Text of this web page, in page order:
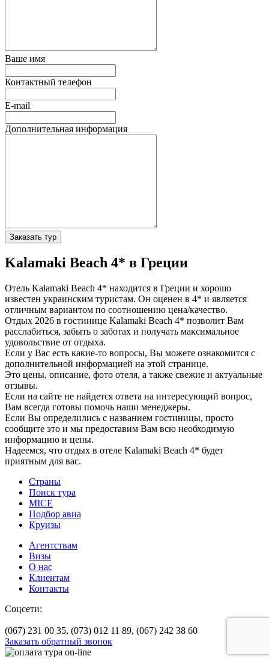
Ваше имя
Контактный телефон
E-mail
Дополнительная информация
Заказать тур
Kalamaki Beach 4* в Греции
Отель Kalamaki Beach 4* находится в Греции и хорошо
известен украинским туристам. Он оценен в 4* и является
отличным вариантом по соотношению цена/качество.
Отдых 2026 в гостинице Kalamaki Beach 4* позволит Вам
расслабиться, забыть о заботах и получать максимальное
удовольствие от отдыха.
Если у Вас есть какие-то вопросы, Вы можете ознакомится с
дополнительной информацией на этой странице.
Это цены, описание, фото отеля, а также свежие и актуальные
отзывы.
Если на сайте не найдется ответа на интересующий вопрос,
Вам всегда готовы помочь наши менеджеры.
Если Вы определились с названием гостиницы, просто
сообщите это и мы предоставим Вам всю необходимую
информацию и цены.
Надеемся, что отдых в отеле Kalamaki Beach 4* будет
приятным для вас.
Страны
Поиск тура
MICE
Подбор авиа
Круизы
Агентствам
Визы
О нас
Клиентам
Контакты
Соцсети:
(067) 231 00 35, (073) 012 11 89, (067) 242 38 60
Заказать обратный звонок